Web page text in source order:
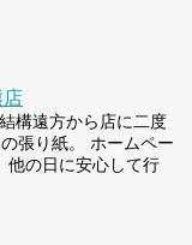
店
構遠方から店に二度
張り紙。 ホームペー
他の日に安心して行